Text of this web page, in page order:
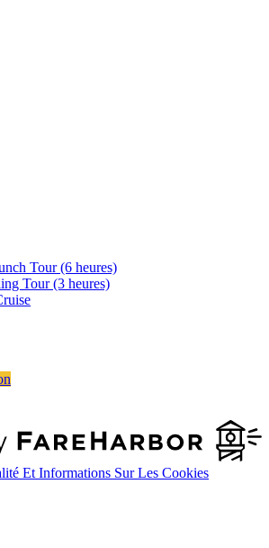
Tour (6 heures)
Tour (3 heures)
Et Informations Sur Les Cookies